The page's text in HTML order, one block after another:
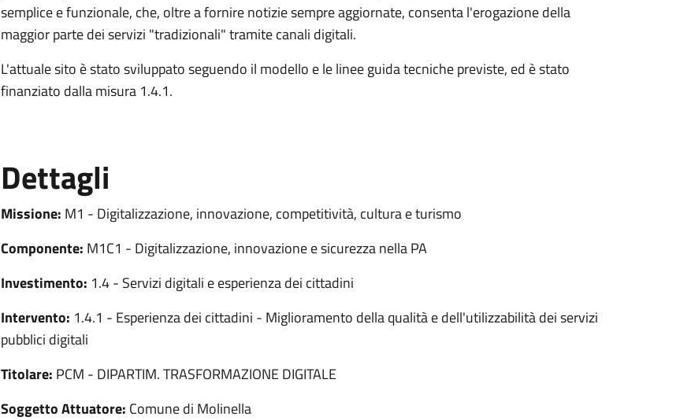
semplice e funzionale, che, oltre a fornire notizie sempre aggiornate, consenta l'erogazione della
maggior parte dei servizi "tradizionali" tramite canali digitali.
L'attuale sito è stato sviluppato seguendo il modello e le linee guida tecniche previste, ed è stato
finanziato dalla misura 1.4.1.
Dettagli
Missione: M1 - Digitalizzazione, innovazione, competitività, cultura e turismo
Componente: M1C1 - Digitalizzazione, innovazione e sicurezza nella PA
Investimento: 1.4 - Servizi digitali e esperienza dei cittadini
Intervento: 1.4.1 - Esperienza dei cittadini - Miglioramento della qualità e dell'utilizzabilità dei servizi
pubblici digitali
Titolare: PCM - DIPARTIM. TRASFORMAZIONE DIGITALE
Soggetto Attuatore: Comune di Molinella